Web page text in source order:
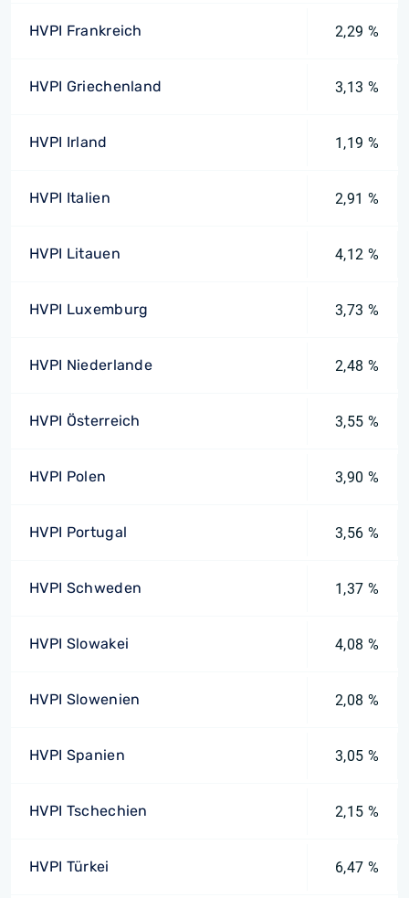
HVPI Frankreich 2,29 %
HVPI Griechenland 3,13 %
HVPI Irland 1,19 %
HVPI Italien 2,91 %
HVPI Litauen 4,12 %
HVPI Luxemburg 3,73 %
HVPI Niederlande 2,48 %
HVPI Österreich 3,55 %
HVPI Polen 3,90 %
HVPI Portugal 3,56 %
HVPI Schweden 1,37 %
HVPI Slowakei 4,08 %
HVPI Slowenien 2,08 %
HVPI Spanien 3,05 %
HVPI Tschechien 2,15 %
HVPI Türkei 6,47 %